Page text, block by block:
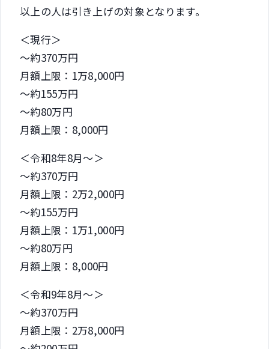
以上の人は引き上げの対象となります。
＜現行＞
～約370万円
月額上限：1万8,000円
～約155万円
～約80万円
月額上限：8,000円
＜令和8年8月～＞
～約370万円
月額上限：2万2,000円
～約155万円
月額上限：1万1,000円
～約80万円
月額上限：8,000円
＜令和9年8月～＞
～約370万円
月額上限：2万8,000円